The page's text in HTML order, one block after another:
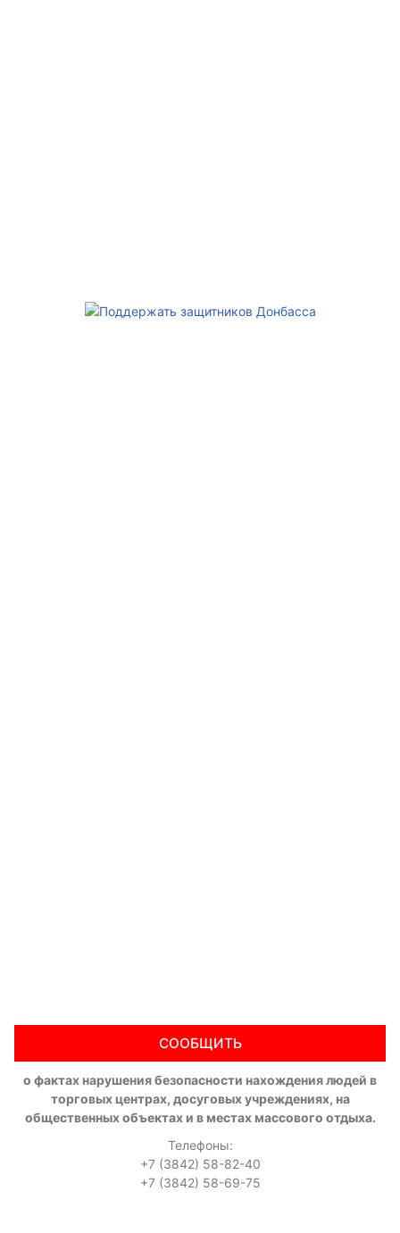
СООБЩИТЬ
о фактах нарушения безопасности нахождения людей в
торговых центрах, досуговых учреждениях, на
общественных объектах и в местах массового отдыха.
Телефоны:
+7 (3842) 58-82-40
+7 (3842) 58-69-75